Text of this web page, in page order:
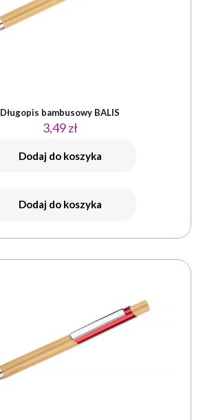
Długopis bambusowy BALIS
3,49zł
Dodaj do koszyka
Dodaj do koszyka